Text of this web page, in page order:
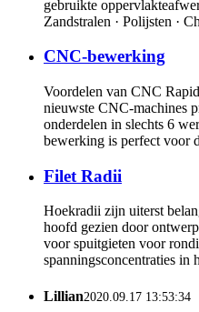
gebruikte
Zandstralen · Polijsten ·
CNC-bewerking
Voordelen van CNC
nieuwste CNC-machines
onderdelen in slechts 6
bewerking is perfect voor
Filet Radii
Hoekradii zijn uiterst
hoofd gezien door
voor spuitgieten voor
spanningsconcentraties in
Lillian2020.09.17 13:53:34